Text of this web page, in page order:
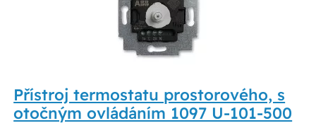
Přístroj termostatu prostorového, s
otočným ovládáním 1097 U-101-500